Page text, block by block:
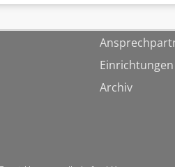
Einrichtungen
Archiv